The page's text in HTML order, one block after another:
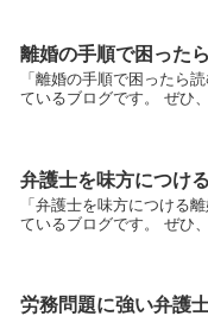
離婚の手順で困った
「離婚の手順で困ったら
ているブログです。 ぜひ
弁護士を味方につけ
「弁護士を味方につける
ているブログです。 ぜひ
労務問題に強い弁護